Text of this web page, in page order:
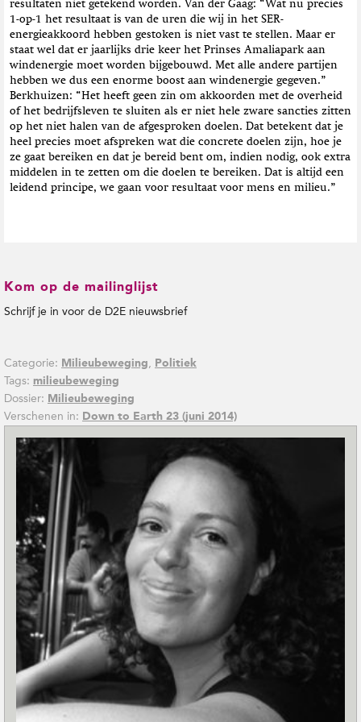
resultaten niet getekend worden. Van der Gaag: “Wat nu precies
1-op-1 het resultaat is van de uren die wij in het SER-
energieakkoord hebben gestoken is niet vast te stellen. Maar er
staat wel dat er jaarlijks drie keer het Prinses Amaliapark aan
windenergie moet worden bijgebouwd. Met alle andere partijen
hebben we dus een enorme boost aan windenergie gegeven.”
Berkhuizen: “Het heeft geen zin om akkoorden met de overheid
of het bedrijfsleven te sluiten als er niet hele zware sancties zitten
op het niet halen van de afgesproken doelen. Dat betekent dat je
heel precies moet afspreken wat die concrete doelen zijn, hoe je
ze gaat bereiken en dat je bereid bent om, indien nodig, ook extra
middelen in te zetten om die doelen te bereiken. Dat is altijd een
leidend principe, we gaan voor resultaat voor mens en milieu.”
Kom op de mailinglijst
Schrijf je in voor de D2E nieuwsbrief
Categorie: Milieubeweging, Politiek
Tags: milieubeweging
Dossier: Milieubeweging
Verschenen in: Down to Earth 23 (juni 2014)